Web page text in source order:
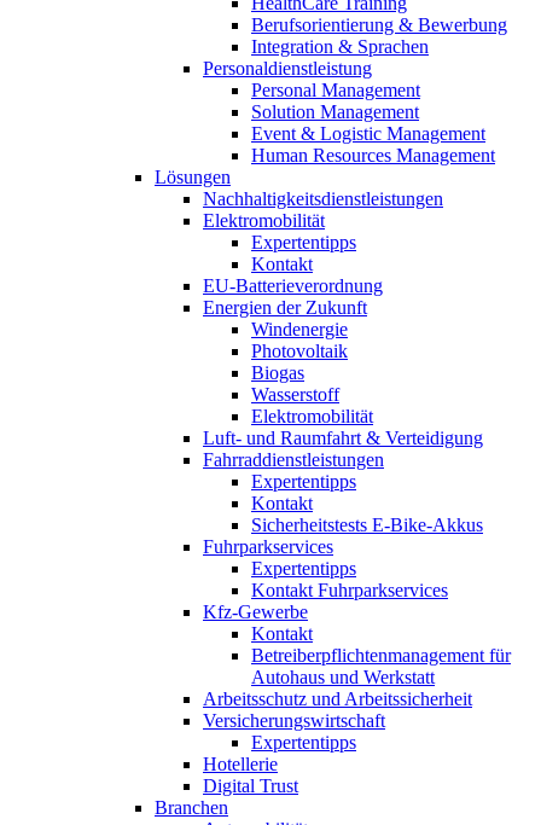
Berufsorientierung & Bewerbung
Integration & Sprachen
Personaldienstleistung
Personal Management
Solution Management
Event & Logistic Management
Human Resources Management
Lösungen
Nachhaltigkeitsdienstleistungen
Elektromobilität
Expertentipps
Kontakt
EU-Batterieverordnung
Energien der Zukunft
Windenergie
Photovoltaik
Biogas
Wasserstoff
Elektromobilität
Luft- und Raumfahrt & Verteidigung
Fahrraddienstleistungen
Expertentipps
Kontakt
Sicherheitstests E-Bike-Akkus
Fuhrparkservices
Expertentipps
Kontakt Fuhrparkservices
Kfz-Gewerbe
Kontakt
Betreiberpflichtenmanagement für
Autohaus und Werkstatt
Arbeitsschutz und Arbeitssicherheit
Versicherungswirtschaft
Expertentipps
Hotellerie
Digital Trust
Branchen